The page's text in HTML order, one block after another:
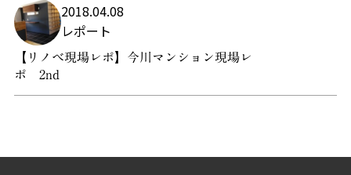
2018.04.08
レポート
【リノベ現場レポ】今川マンション現場レ
ポ 2nd